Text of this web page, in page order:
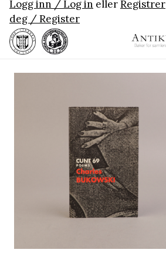
Logg inn / Log in ellerRegistrer
deg / Register